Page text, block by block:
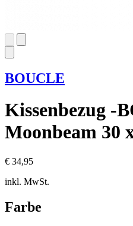
BOUCLE
Kissenbezug -
Moonbeam 30
€ 34,95
inkl. MwSt.
Farbe